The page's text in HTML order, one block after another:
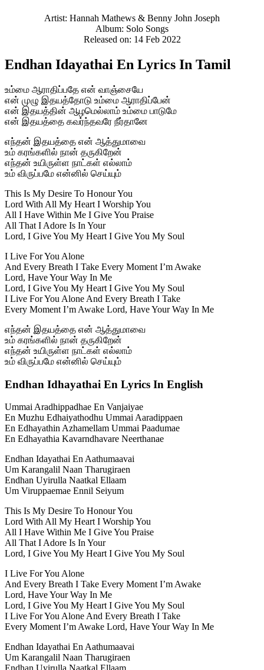
Artist: Hannah Mathews & Benny John Joseph
Album: Solo Songs
Released on: 14 Feb 2022
Endhan Idayathai En Lyrics In Tamil
உம்மை ஆராதிப்பதே என் வாஞ்சையே
என் முழு இதயத்தோடு உம்மை ஆராதிப்பேன்
என் இதயத்தின் ஆழமெல்லாம் உம்மை பாடுமே
என் இதயத்தை கவர்ந்தவரே நீர்தானே
எந்தன் இதயத்தை என் ஆத்துமாவை
உம் கரங்களில் நான் தருகிறேன்
எந்தன் உயிருள்ள நாட்கள் எல்லாம்
உம் விருப்பமே என்னில் செய்யும்
This Is My Desire To Honour You
Lord With All My Heart I Worship You
All I Have Within Me I Give You Praise
All That I Adore Is In Your
Lord, I Give You My Heart I Give You My Soul
I Live For You Alone
And Every Breath I Take Every Moment I’m Awake
Lord, Have Your Way In Me
Lord, I Give You My Heart I Give You My Soul
I Live For You Alone And Every Breath I Take
Every Moment I’m Awake Lord, Have Your Way In Me
எந்தன் இதயத்தை என் ஆத்துமாவை
உம் கரங்களில் நான் தருகிறேன்
எந்தன் உயிருள்ள நாட்கள் எல்லாம்
உம் விருப்பமே என்னில் செய்யும்
Endhan Idhayathai En Lyrics In English
Ummai Aradhippadhae En Vanjaiyae
En Muzhu Edhaiyathodhu Ummai Aaradippaen
En Edhayathin Azhamellam Ummai Paadumae
En Edhayathia Kavarndhavare Neerthanae
Endhan Idayathai En Aathumaavai
Um Karangalil Naan Tharugiraen
Endhan Uyirulla Naatkal Ellaam
Um Viruppaemae Ennil Seiyum
This Is My Desire To Honour You
Lord With All My Heart I Worship You
All I Have Within Me I Give You Praise
All That I Adore Is In Your
Lord, I Give You My Heart I Give You My Soul
I Live For You Alone
And Every Breath I Take Every Moment I’m Awake
Lord, Have Your Way In Me
Lord, I Give You My Heart I Give You My Soul
I Live For You Alone And Every Breath I Take
Every Moment I’m Awake Lord, Have Your Way In Me
Endhan Idayathai En Aathumaavai
Um Karangalil Naan Tharugiraen